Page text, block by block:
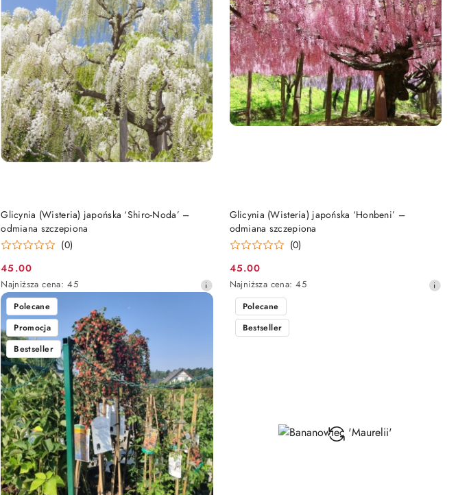
Glicynia (Wisteria) japońska ‘Shiro-Noda’ –
odmiana szczepiona
(0)
Cena
promocyjna:
45.00
Najniższa
cena
30
dni
przed
obniżką
Najniższa cena: 45
DO KOSZYKA
Glicynia (Wisteria) japońska ‘Honbeni’ –
odmiana szczepiona
(0)
Cena
promocyjna:
45.00
Najniższa
cena
30
dni
Najniższa cena: 45
DO KOSZYKA
Polecane
Promocja
Bestseller
Polecane
Bestseller